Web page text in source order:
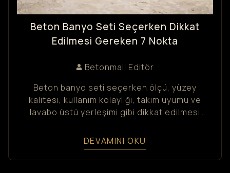
Beton Banyo Seti Seçerken Dikkat
Edilmesi Gereken 7 Nokta
Betonmall Editör
Beton banyo seti seçerken ölçü, yüzey
kalitesi, kullanım kolaylığı, takım uyumu ve
lavabo üstü yerleşimi gibi dikkat edilmesi
bulabilirsiniz.
DEVAMINI OKU